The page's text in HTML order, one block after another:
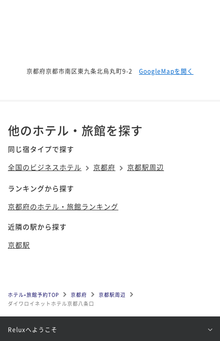
京都府京都市南区東九条北烏丸町9-2 GoogleMapを開く
他のホテル・旅館を探す
同じ宿タイプで探す
全国のビジネスホテル
京都府 京都駅周辺
ランキングから探す
京都府のホテル・旅館ランキング
近隣の駅から探す
京都駅
ホテル•旅館予約TOP 京都府
京都駅周辺
ダイワロイネットホテル京都八条口
Reluxへようこそ